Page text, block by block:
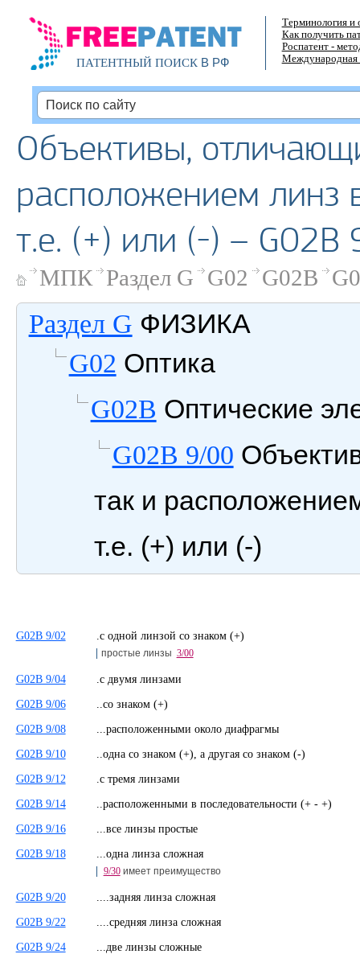
ПАТЕНТНЫЙ ПОИСКВ РФ
Терминология и
Как получить
Роспатент -
Международная
Объективы,
расположением линз
т.е. (+) или (-) – G02B
МПК Раздел G G02 G02B
Раздел G ФИЗИКА
G02 Оптика
G02B Оптические
G02B 9/00
так и
т.е. (+) или (-)
G02B 9/02 .с одной линзой со знаком (+)
простые линзы 3/00
G02B 9/04 .с двумя линзами
G02B 9/06 ..со знаком (+)
G02B 9/08 ...расположенными около диафрагмы
G02B 9/10 ..одна со знаком (+), а другая со знаком (-)
G02B 9/12 .с тремя линзами
G02B 9/14 ..расположенными в последовательности (+ - +)
G02B 9/16 ...все линзы простые
G02B 9/18 ...одна линза сложная
9/30имеет преимущество
G02B 9/20 ....задняя линза сложная
G02B 9/22 ....средняя линза сложная
G02B 9/24 ...две линзы сложные